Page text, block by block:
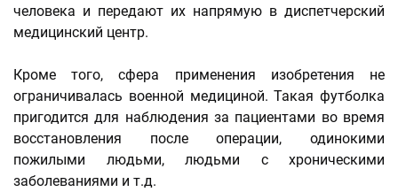
человека и передают их напрямую в диспетчерский
медицинский центр.
Кроме того, сфера применения изобретения не
ограничивалась военной медициной. Такая футболка
пригодится для наблюдения за пациентами во время
восстановления после операции, одинокими
пожилыми людьми, людьми с хроническими
заболеваниями и т.д.